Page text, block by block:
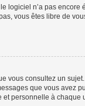
logiciel n’a pas
vous êtes libre de
vous consultez un
que vous avez
et personnelle à chaque